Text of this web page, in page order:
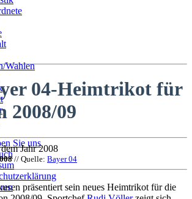
Wahlen
Sie uns
04-Heimtrikot für
2008/09
Jahr 2008
// Quelle: Bayer 04
präsentiert sein neues Heimtrikot für die